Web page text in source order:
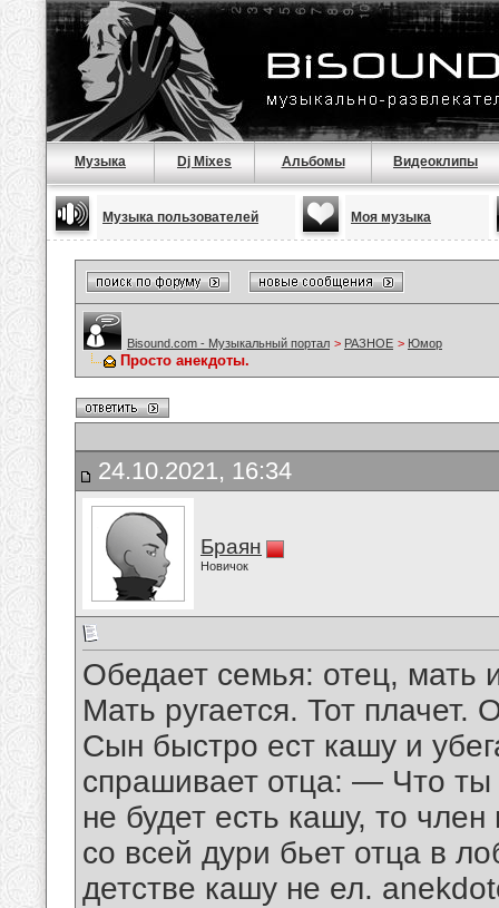
Музыка Dj Mixes Альбомы Видеоклипы
Музыка пользователей Моя музыка
Bisound.com - Музыкальный портал > РАЗНОЕ > Юмор
Просто анекдоты.
24.10.2021, 16:34
Браян
Новичок
Обедает семья: отец, мать
Мать ругается. Тот плачет.
Сын быстро ест кашу и
спрашивает отца: — Что
не будет есть кашу, то
со всей дури бьет отца в
детстве кашу не ел.